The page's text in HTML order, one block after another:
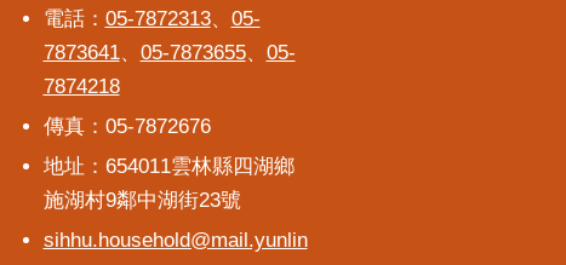
電話： 05-7872313、 05-
7873641、 05-7873655、 05-
7874218
傳真：05-7872676
地址：654011雲林縣四湖鄉
施湖村9鄰中湖街23號
sihhu.household@mail.yunlin